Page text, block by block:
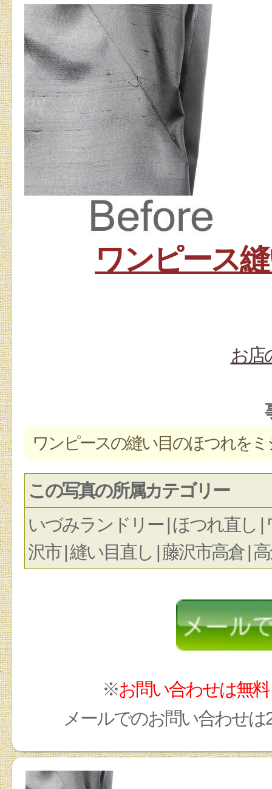
ワンピース
お店
ワンピースの縫い目のほつれを
この写真の所属カテゴリー
いづみランドリー | ほつれ直し |
沢市 | 縫い目直し | 藤沢市高倉 | 高
※お問い合わせは無
メールでのお問い合わせ